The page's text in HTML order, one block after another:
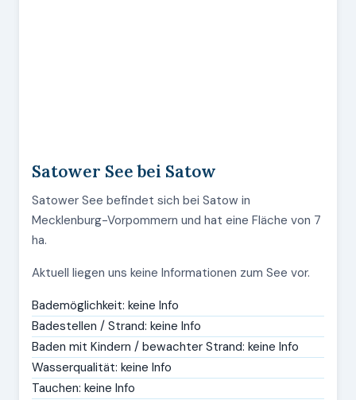
Satower See bei Satow
Satower See befindet sich bei Satow in
Mecklenburg-Vorpommern und hat eine Fläche von 7
ha.
Aktuell liegen uns keine Informationen zum See vor.
Bademöglichkeit: keine Info
Badestellen / Strand: keine Info
Baden mit Kindern / bewachter Strand: keine Info
Wasserqualität: keine Info
Tauchen: keine Info